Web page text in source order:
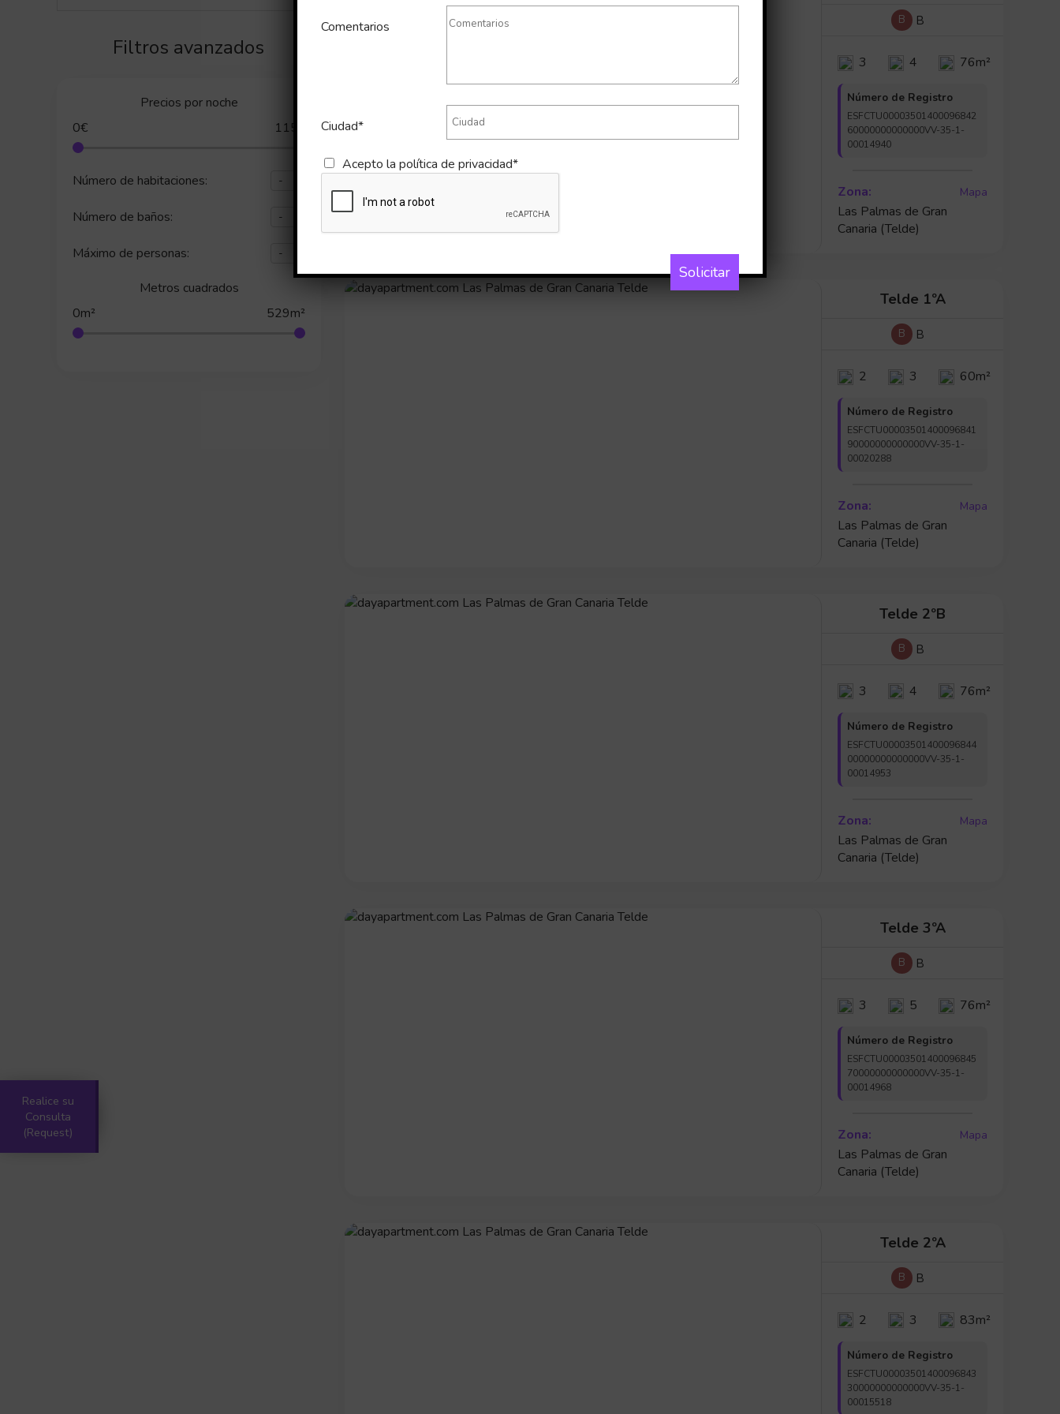
Realice su
Consulta
(Request)
Filtros avanzados
Precios por noche
0€
115€
Número de habitaciones:
Número de baños:
Máximo de personas:
Metros cuadrados
0m²
529m²
B B
3 4 76m²
Número de Registro
ESFCTU00003501400096842
60000000000000VV-35-1-
00014940
Zona: Mapa
Las Palmas de Gran
Canaria (Telde)
Telde 1ºA
B B
2 3 60m²
Número de Registro
ESFCTU00003501400096841
90000000000000VV-35-1-
00020288
Zona: Mapa
Las Palmas de Gran
Canaria (Telde)
Telde 2ºB
B B
3 4 76m²
Número de Registro
ESFCTU00003501400096844
00000000000000VV-35-1-
00014953
Zona: Mapa
Las Palmas de Gran
Canaria (Telde)
Telde 3ºA
B B
3 5 76m²
Número de Registro
ESFCTU00003501400096845
70000000000000VV-35-1-
00014968
Zona: Mapa
Las Palmas de Gran
Canaria (Telde)
Telde 2ºA
B B
2 3 83m²
Número de Registro
ESFCTU00003501400096843
30000000000000VV-35-1-
00015518
Comentarios
Ciudad*
Acepto la política de privacidad*
Solicitar